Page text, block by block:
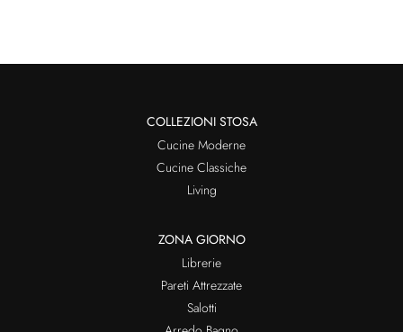
COLLEZIONI STOSA
Cucine Moderne
Cucine Classiche
Living
ZONA GIORNO
Librerie
Pareti Attrezzate
Salotti